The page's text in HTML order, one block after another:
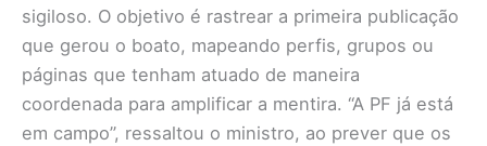
sigiloso. O objetivo é rastrear a primeira publicação
que gerou o boato, mapeando perfis, grupos ou
páginas que tenham atuado de maneira
coordenada para amplificar a mentira. “A PF já está
em campo”, ressaltou o ministro, ao prever que os